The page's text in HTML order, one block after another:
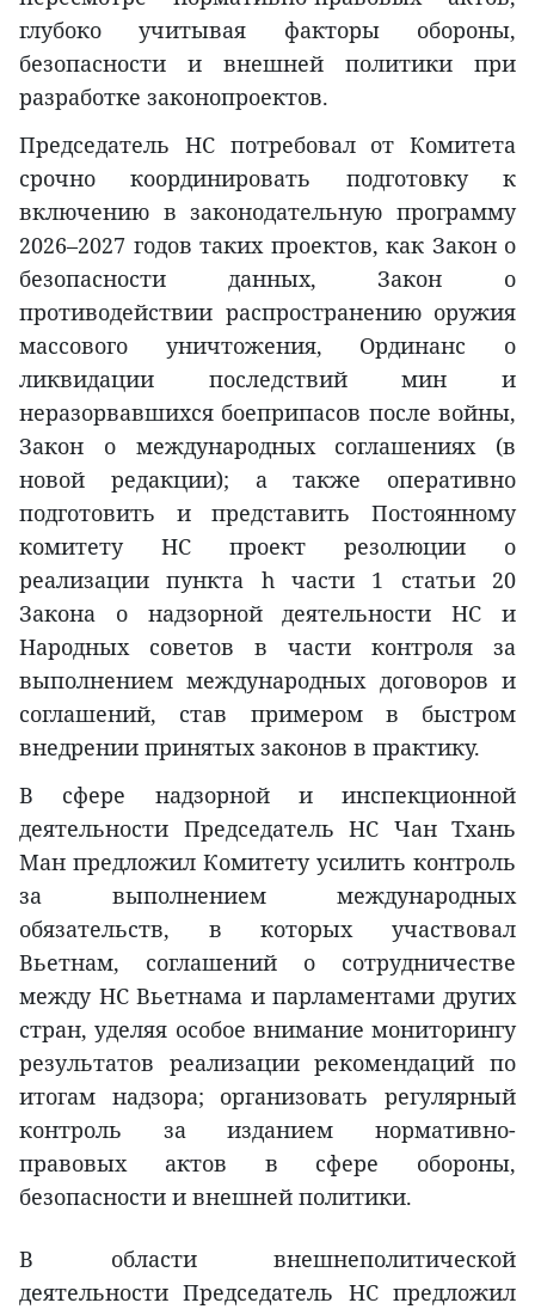
глубоко учитывая факторы обороны,
безопасности и внешней политики при
разработке законопроектов.
Председатель НС потребовал от Комитета
срочно координировать подготовку к
включению в законодательную программу
2026–2027 годов таких проектов, как Закон о
безопасности данных, Закон о
противодействии распространению оружия
массового уничтожения, Ординанс о
ликвидации последствий мин и
неразорвавшихся боеприпасов после войны,
Закон о международных соглашениях (в
новой редакции); а также оперативно
подготовить и представить Постоянному
комитету НС проект резолюции о
реализации пункта h части 1 статьи 20
Закона о надзорной деятельности НС и
Народных советов в части контроля за
выполнением международных договоров и
соглашений, став примером в быстром
внедрении принятых законов в практику.
В сфере надзорной и инспекционной
деятельности Председатель НС Чан Тхань
Ман предложил Комитету усилить контроль
за выполнением международных
обязательств, в которых участвовал
Вьетнам, соглашений о сотрудничестве
между НС Вьетнама и парламентами других
стран, уделяя особое внимание мониторингу
результатов реализации рекомендаций по
итогам надзора; организовать регулярный
контроль за изданием нормативно-
правовых актов в сфере обороны,
безопасности и внешней политики.
В области внешнеполитической
деятельности Председатель НС предложил